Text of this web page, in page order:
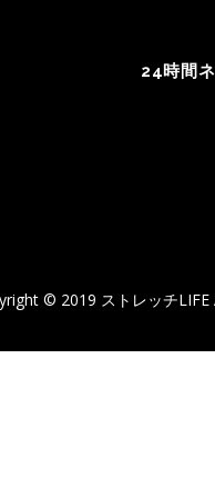
24時間
© 2019 ストレッチLIFE